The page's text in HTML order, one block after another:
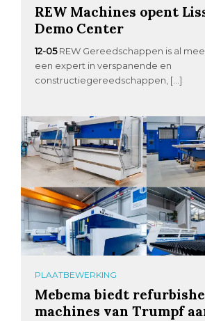
REW Machines opent
Demo Center
12-05 REW Gereedschappen is al
een expert in verspanende en
constructiegereedschappen, […]
PLAATBEWERKING
Mebema biedt
machines van Trumpf